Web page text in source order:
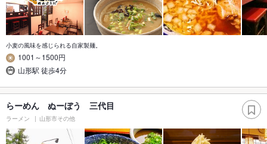
小麦の風味を感じられる自家製麺。
1001～1500円
山形駅 徒歩4分
らーめん ぬーぼう 三代目
ラーメン 山形市その他